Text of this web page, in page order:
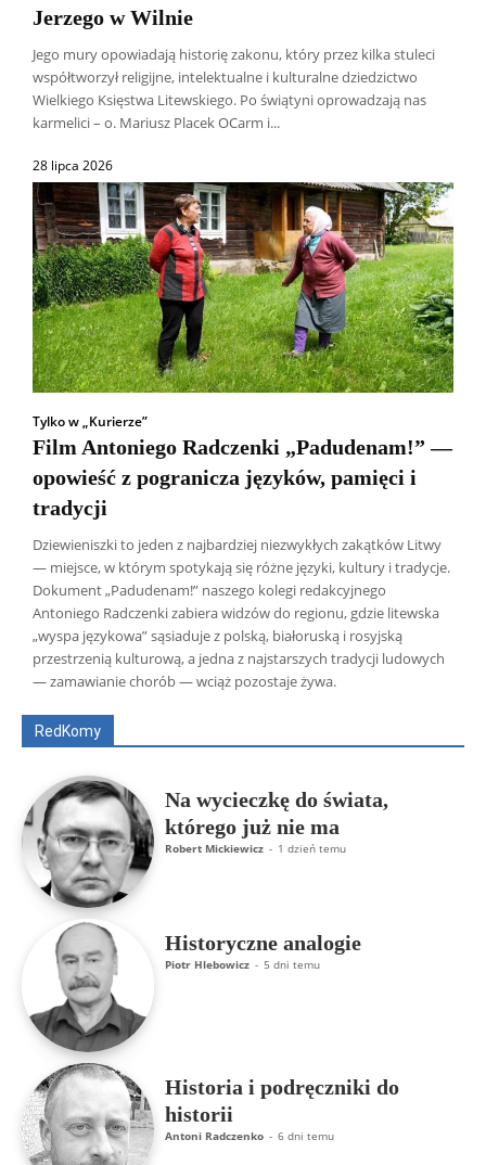
Jerzego w Wilnie
Jego mury opowiadają historię zakonu, który przez kilka stuleci
współtworzył religijne, intelektualne i kulturalne dziedzictwo
Wielkiego Księstwa Litewskiego. Po świątyni oprowadzają nas
karmelici – o. Mariusz Placek OCarm i...
28 lipca 2026
Tylko w „Kurierze”
Film Antoniego Radczenki „Padudenam!” —
opowieść z pogranicza języków, pamięci i
tradycji
Dziewieniszki to jeden z najbardziej niezwykłych zakątków Litwy
— miejsce, w którym spotykają się różne języki, kultury i tradycje.
Dokument „Padudenam!” naszego kolegi redakcyjnego
Antoniego Radczenki zabiera widzów do regionu, gdzie litewska
„wyspa językowa” sąsiaduje z polską, białoruską i rosyjską
przestrzenią kulturową, a jedna z najstarszych tradycji ludowych
— zamawianie chorób — wciąż pozostaje żywa.
RedKomy
Wszyscy Aleksander Borowik
Antoni Radczenko
Artur Płokszto
Grzegorz Górny
ks. Jarosław Wąsowicz SDB
Na wycieczkę do świata,
którego już nie ma
Robert Mickiewicz - 1 dzień temu
Historyczne analogie
Piotr Hlebowicz - 5 dni temu
Historia i podręczniki do
historii
Antoni Radczenko - 6 dni temu